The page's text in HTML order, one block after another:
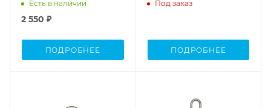
Есть в наличии
2 550 ₽
ПОДРОБНЕЕ
Под заказ
ПОДРОБНЕЕ